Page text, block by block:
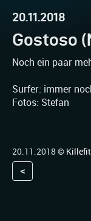
20.11.2018
Gostoso
Noch ein paar
Surfer: immer
Fotos: Stefan
20.11.2018 © Killefit
<